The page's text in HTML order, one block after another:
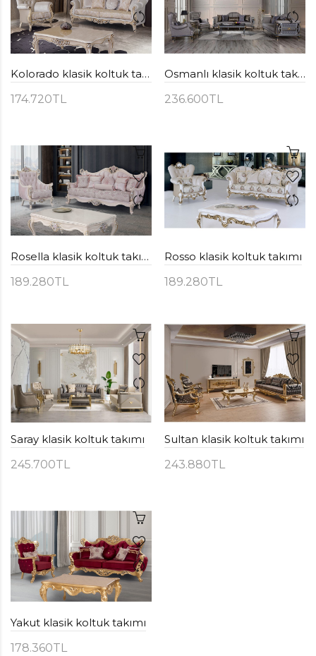
Kolorado klasik koltuk takımı
174.720TL
Osmanlı klasik koltuk takımı
236.600TL
Rosella klasik koltuk takımı
189.280TL
Rosso klasik koltuk takımı
189.280TL
Saray klasik koltuk takımı
245.700TL
Sultan klasik koltuk takımı
243.880TL
Yakut klasik koltuk takımı
178.360TL